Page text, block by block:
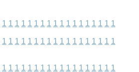
1 1 1 1 1 1 1 1 1 1 1 1 1 1 1 1 1 1
1 1 1 1 1 1 1 1 1 1 1 1 1 1 1 1 1 1
1 1 1 1 1 1 1 1 1 1 1 1 1 1 1 1 1 1